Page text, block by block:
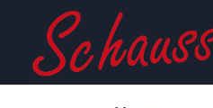
springen